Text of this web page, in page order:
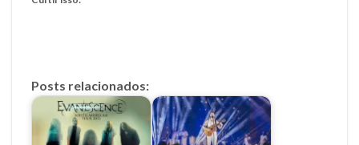
Posts relacionados: